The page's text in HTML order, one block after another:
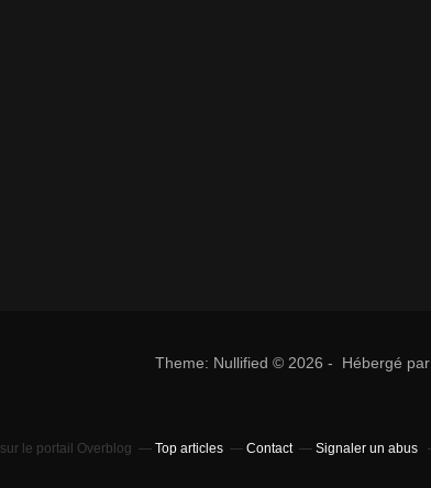
Theme: Nullified © 2026 - Hébergé par
sur le portail Overblog Top articles Contact Signaler un abus